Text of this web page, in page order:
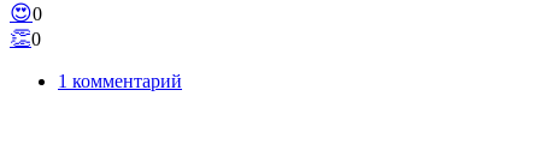
😍0
👏0
1 комментарий